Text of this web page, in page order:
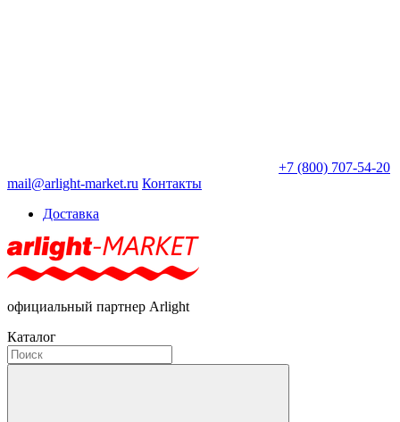
+7 (800) 707-54-20
mail@arlight-market.ru Контакты
Доставка
официальный партнер Arlight
Каталог